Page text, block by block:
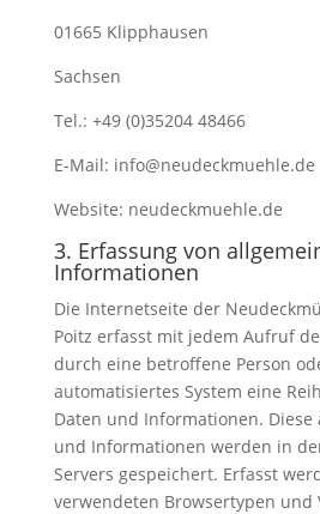
01665 Klipphausen
Sachsen
Tel.: +49 (0)35204 48466
E-Mail: info@neudeckmuehle.de
Website: neudeckmuehle.de
3. Erfassung von
Informationen
Die Internetseite der
Poitz erfasst mit jedem Aufruf
durch eine betroffene Person
automatisiertes System eine
Daten und Informationen. Diese
und Informationen werden in
Servers gespeichert. Erfasst
verwendeten Browsertypen und